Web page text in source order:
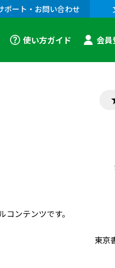
ポート・お問い合わせ
使い方ガイド 会
ンテンツです。
東京